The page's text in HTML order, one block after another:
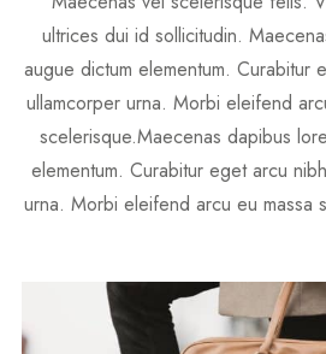
ultrices dui id sollicitudin.
augue dictum elementum. Curabitur
ullamcorper urna. Morbi eleifend
scelerisque.Maecenas dapibus
elementum. Curabitur eget arcu
urna. Morbi eleifend arcu eu massa